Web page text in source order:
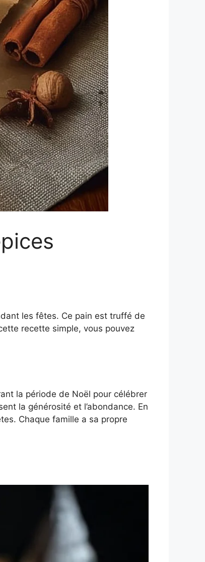
les fêtes. Ce pain est truffé de
recette simple, vous pouvez
la période de Noël pour célébrer
la générosité et l’abondance. En
Chaque famille a sa propre